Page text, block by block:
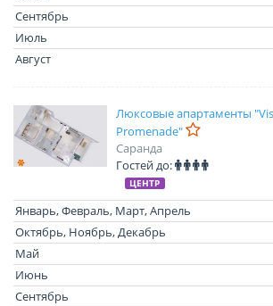
Сентябрь
Июль
Август
Люксовые апартаменты
Promenade"
Саранда
Гостей до:
ЦЕНТР
Январь, Февраль, Март, Апрель
Октябрь, Ноябрь, Декабрь
Май
Июнь
Сентябрь